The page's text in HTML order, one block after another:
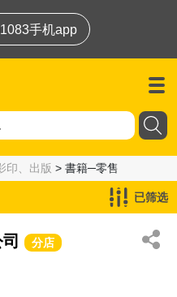
手机app
印、出版 > 書籍─零售
已筛选
分店